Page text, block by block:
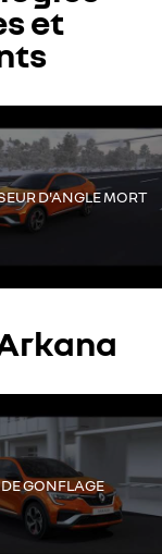
et
cookies social pour
D'ANGLE MORT
cookies social pour
GONFLAGE